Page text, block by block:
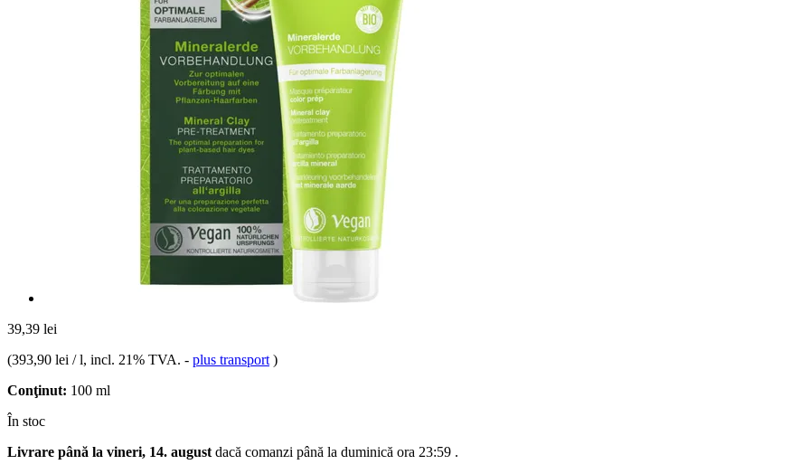
39,39 lei
(393,90 lei / l, incl. 21% TVA. - plus transport )
Conţinut: 100 ml
În stoc
Livrare până la vineri, 14. august dacă comanzi până la duminică ora 23:59 .